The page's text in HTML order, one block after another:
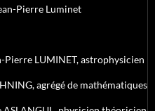
Pierre Luminet
Pierre LUMINET, astrophysicien
agrégé de mathématiques